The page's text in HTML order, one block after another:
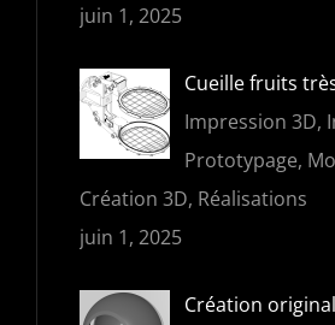
juin 1, 2025
Cueille fruits
Impression 3D,
Prototypage,
Création 3D, Réalisations
juin 1, 2025
Création